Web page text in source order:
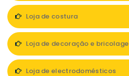
Loja de costura
Loja de decoração e bricolage
Loja de electrodomésticos